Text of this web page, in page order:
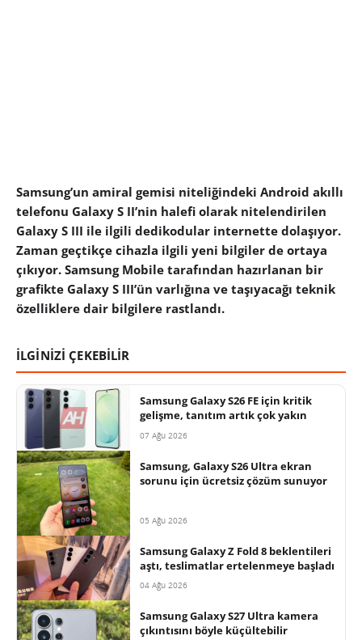
Samsung’un amiral gemisi niteliğindeki Android akıllı
telefonu Galaxy S II’nin halefi olarak nitelendirilen
Galaxy S III ile ilgili dedikodular internette dolaşıyor.
Zaman geçtikçe cihazla ilgili yeni bilgiler de ortaya
çıkıyor. Samsung Mobile tarafından hazırlanan bir
grafikte Galaxy S III’ün varlığına ve taşıyacağı teknik
özelliklere dair bilgilere rastlandı.
İLGİNİZİ ÇEKEBİLİR
Samsung Galaxy S26 FE için kritik
gelişme, tanıtım artık çok yakın
07 Ağu 2026
Samsung, Galaxy S26 Ultra ekran
sorunu için ücretsiz çözüm sunuyor
05 Ağu 2026
Samsung Galaxy Z Fold 8 beklentileri
aştı, teslimatlar ertelenmeye başladı
04 Ağu 2026
Samsung Galaxy S27 Ultra kamera
çıkıntısını böyle küçültebilir